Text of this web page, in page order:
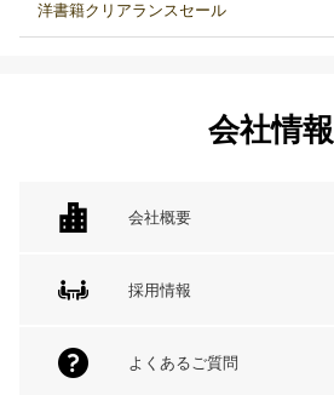
洋書籍クリアランスセール
会社情報
会社概要
採用情報
よくあるご質問